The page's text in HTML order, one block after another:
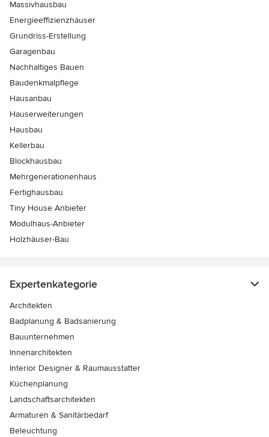
Massivhausbau
Energieeffizienzhäuser
Grundriss-Erstellung
Garagenbau
Nachhaltiges Bauen
Baudenkmalpflege
Hausanbau
Hauserweiterungen
Hausbau
Kellerbau
Blockhausbau
Mehrgenerationenhaus
Fertighausbau
Tiny House Anbieter
Modulhaus-Anbieter
Holzhäuser-Bau
Expertenkategorie
Architekten
Badplanung & Badsanierung
Bauunternehmen
Innenarchitekten
Interior Designer & Raumausstatter
Küchenplanung
Landschaftsarchitekten
Armaturen & Sanitärbedarf
Beleuchtung